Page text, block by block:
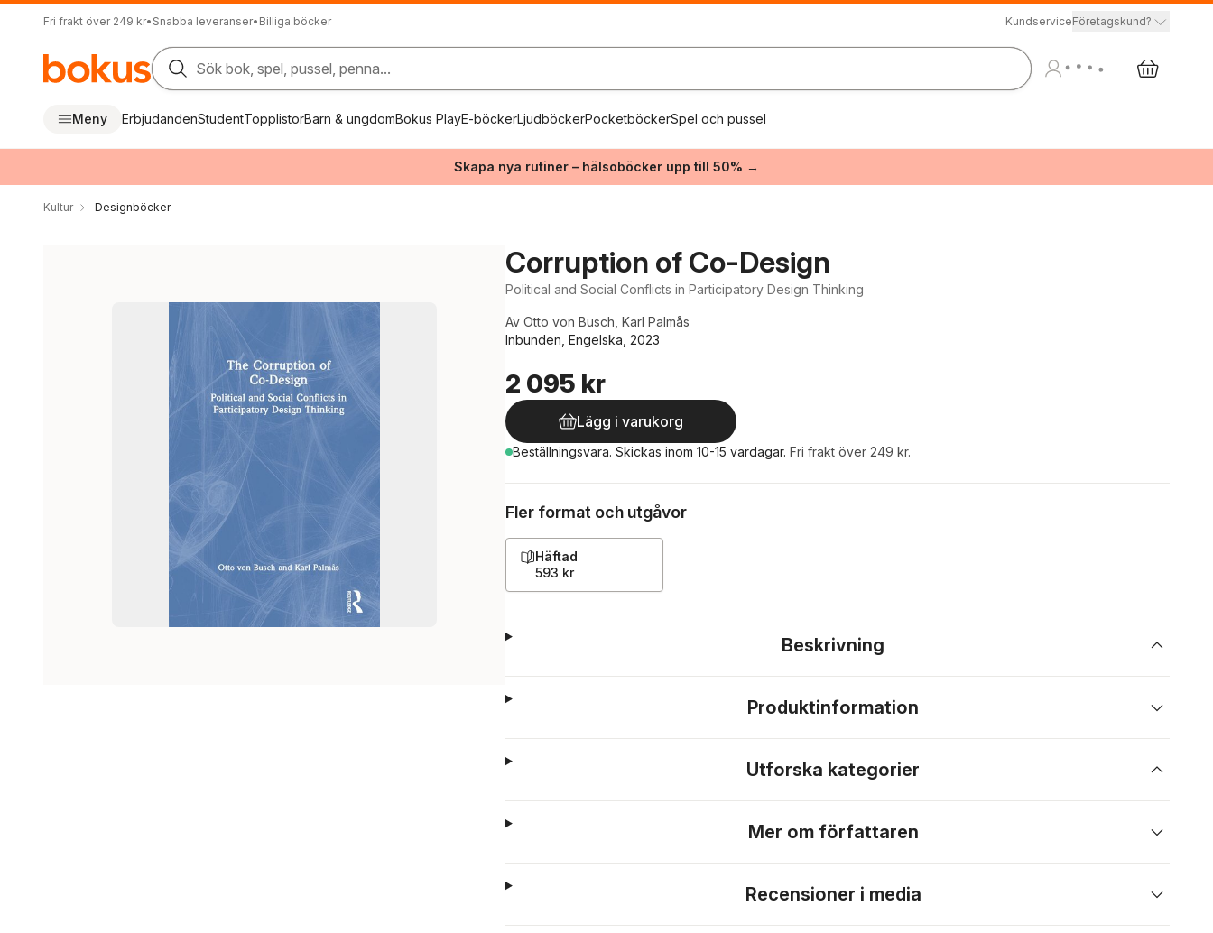
Fri frakt över 249 kr• Snabba leveranser• Billiga böcker KundserviceFöretagskund?
Sök bok, spel, pussel, penna...
Meny ErbjudandenStudentTopplistorBarn & ungdomBokus PlayE-böckerLjudböckerPocketböckerSpel och pussel
Skapa nya rutiner – hälsoböcker upp till 50% →
Kultur Designböcker
Corruption of Co-Design
Political and Social Conflicts in Participatory Design Thinking
Av Otto von Busch Karl Palmås
Inbunden, Engelska, 2023
2 095 kr
Lägg i varukorg
Beställningsvara. Skickas inom 10-15 vardagar. Fri frakt över 249 kr.
Fler format och utgåvor
Häftad
593 kr
Beskrivning
Produktinformation
Utforska kategorier
Mer om författaren
Recensioner i media